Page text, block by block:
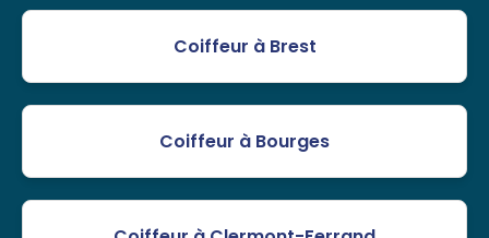
Coiffeur à Brest
Coiffeur à Bourges